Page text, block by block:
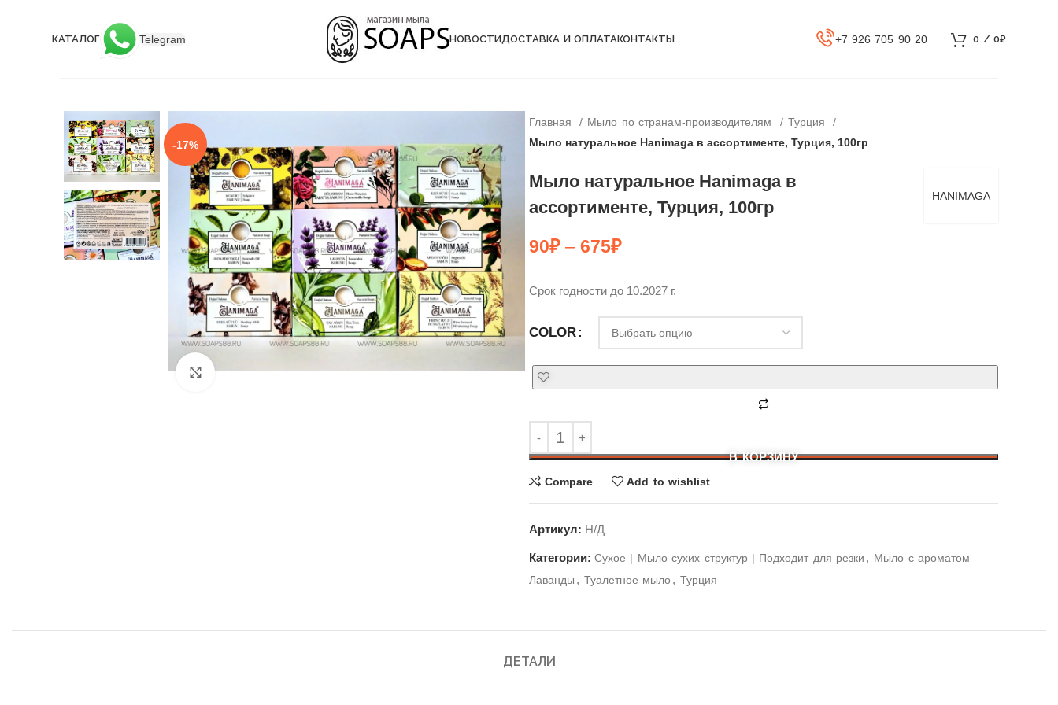
КАТАЛОГ Telegram НОВОСТИДОСТАВКА И ОПЛАТАКОНТАКТЫ +7 926 705 90 20 0 / 0₽
-17%
Click to enlarge
Главная Мыло по странам-производителям
Турция
Мыло натуральное Hanimaga в ассортименте, Турция, 100гр
HANIMAGA
Мыло натуральное Hanimaga в
ассортименте, Турция, 100гр
90₽ – 675₽
Срок годности до 10.2027 г.
COLOR
В КОРЗИНУ
Compare Add to wishlist
Артикул: Н/Д
Категории: Cухое | Мыло сухих структур | Подходит для резки , Мыло с ароматом
Лаванды , Туалетное мыло , Турция
ДЕТАЛИ